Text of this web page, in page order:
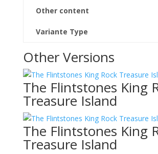
Other content
Variante Type
Other Versions
The Flintstones King
Treasure Island
The Flintstones King
Treasure Island